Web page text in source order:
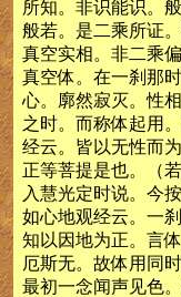
所知。非识能识。
般若。是二乘所证
真空实相。非二乘
真空体。在一刹那
心。廓然寂灭。性
之时。而称体起用
经云。皆以无性而
正等菩提是也。（
入慧光定时说。今
如心地观经云。一
知以因地为正。言
厄斯无。故体用同
最初一念闻声见色